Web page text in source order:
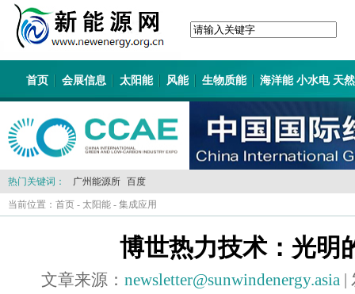
首页 会展信息 太阳能 风能 生物质能 海洋能 小水电 天
热门关键词： 广州能源所 百度
当前位置： 首页 - 太阳能 - 集成应用
博世热力技术：光明
文章来源： newsletter@sunwindenergy.asia|